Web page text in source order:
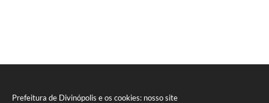
Prefeitura de Divinópolis e os cookies: nosso site